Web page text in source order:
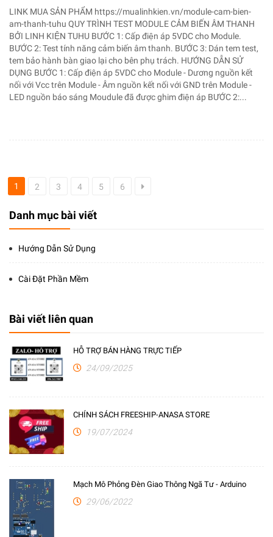
Danh mục bài viết
Hướng Dẫn Sử Dụng
Cài Đặt Phần Mềm
Bài viết liên quan
HỖ TRỢ BÁN HÀNG TRỰC TIẾP
24/09/2025
CHÍNH SÁCH FREESHIP-ANASA STORE
19/07/2024
Mạch Mô Phỏng Đèn Giao Thông Ngã Tư - Arduino
29/06/2022
LINK MUA SẢN PHẨM https://mualinhkien.vn/module-cam-bien-
am-thanh-tuhu QUY TRÌNH TEST MODULE CẢM BIẾN ÂM THANH
BỞI LINH KIỆN TUHU BƯỚC 1: Cấp điện áp 5VDC cho Module.
BƯỚC 2: Test tính năng cảm biến âm thanh. BƯỚC 3: Dán tem test,
tem bảo hành bàn giao lại cho bên phụ trách. HƯỚNG DẪN SỬ
DỤNG BƯỚC 1: Cấp điện áp 5VDC cho Module - Dương nguồn kết
nối với Vcc trên Module - Âm nguồn kết nối với GND trên Module -
LED nguồn báo sáng Moudule đã được ghim điện áp BƯỚC 2:...
1 2 3 4 5 6